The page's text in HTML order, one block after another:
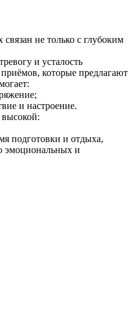
не только с глубоким
и усталость
которые предлагают
и настроение.
высокой:
подготовки и отдыха,
эмоциональных и